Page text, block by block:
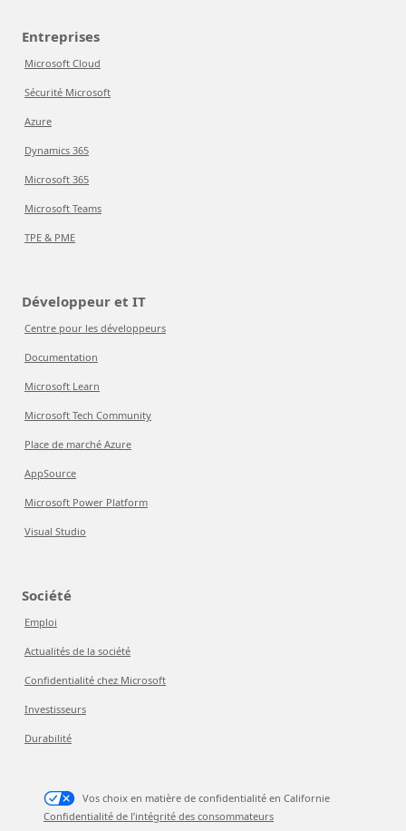
Entreprises
Microsoft Cloud
Sécurité Microsoft
Azure
Dynamics 365
Microsoft 365
Microsoft Teams
TPE & PME
Développeur et IT
Centre pour les développeurs
Documentation
Microsoft Learn
Microsoft Tech Community
Place de marché Azure
AppSource
Microsoft Power Platform
Visual Studio
Société
Emploi
Actualités de la société
Confidentialité chez Microsoft
Investisseurs
Durabilité
Vos choix en matière de confidentialité en Californie
Confidentialité de l’intégrité des consommateurs